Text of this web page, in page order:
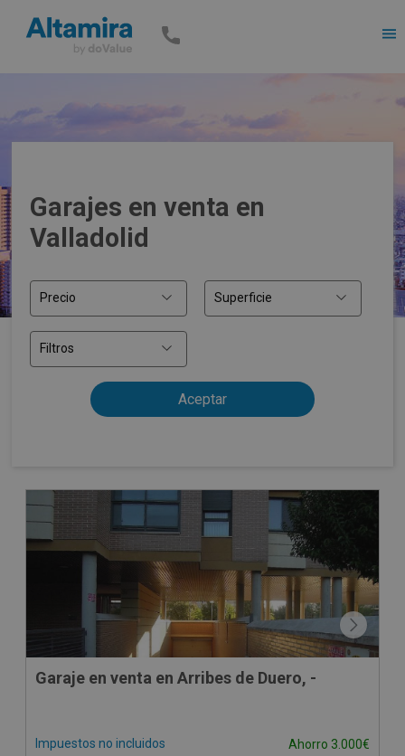
Garajes en venta en
Valladolid
Precio Superficie
Filtros
Garaje en venta en Arribes de Duero, -
Impuestos no incluidos Ahorro 3.000€